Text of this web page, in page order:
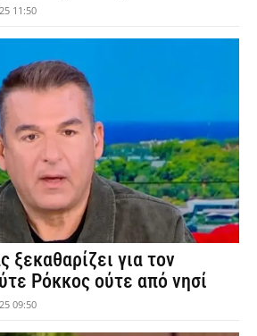
11:50
ξεκαθαρίζει για τον
Ρόκκος ούτε από νησί
09:50